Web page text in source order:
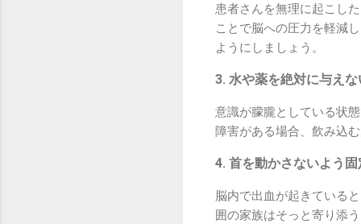
患者さんを無理に起こし
ことで脳への圧力を軽減
ようにしましょう。
3. 水や薬を絶対に与えな
意識が朦朧としている状
障害がある場合、飲み込
4. 首を動かさないよう固
脳内で出血が起きている
囲の家族はそっと寄り添